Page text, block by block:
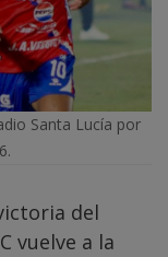
Santa Lucía por
del
vuelve a la